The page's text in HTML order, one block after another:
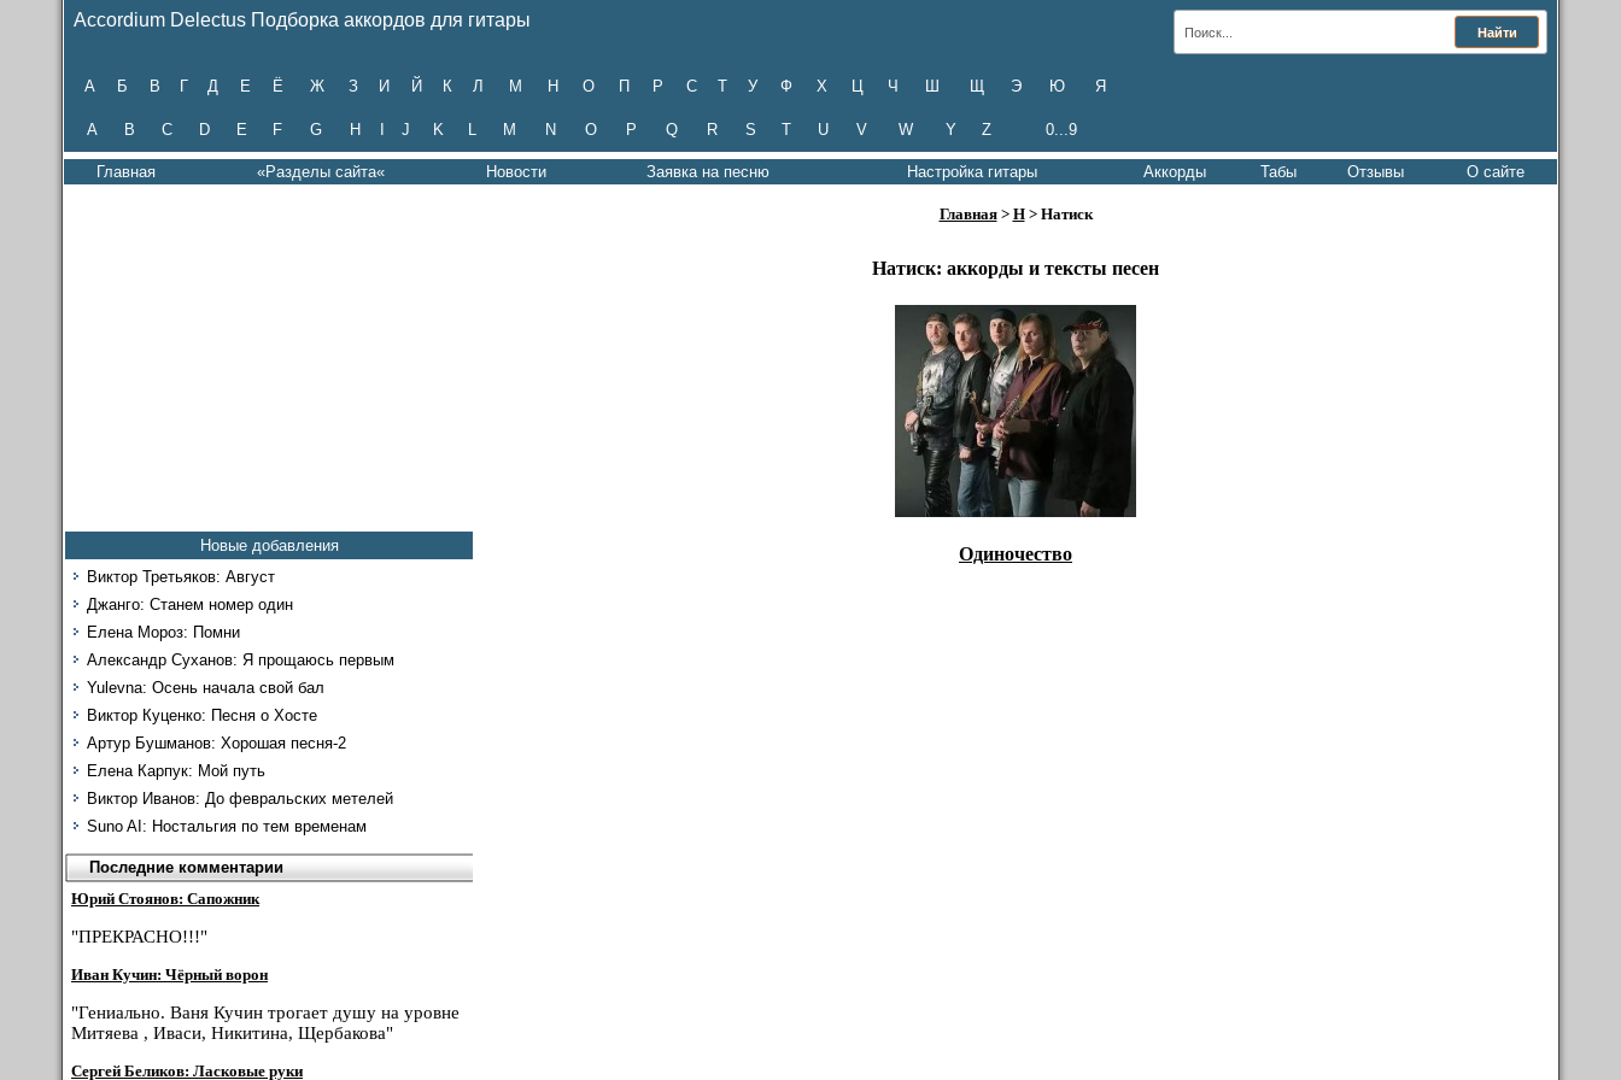
Accordium Delectus Подборка аккордов для гитары
А Б В Г Д Е Ё Ж З И Й К Л М Н О П Р С Т У Ф Х Ц Ч Ш Щ Э Ю Я
A B C D E F G H J K L M N O P Q R S T U V W Y Z 0...9
Главная «Разделы сайта« Новости Заявка на песню Настройка гитары Аккорды Табы Отзывы О сайте
Новые добавления
Виктор Третьяков: Август
Джанго: Станем номер один
Елена Мороз: Помни
Александр Суханов: Я прощаюсь первым
Yulevna: Осень начала свой бал
Виктор Куценко: Песня о Хосте
Артур Бушманов: Хорошая песня-2
Елена Карпук: Мой путь
Виктор Иванов: До февральских метелей
Suno AI: Ностальгия по тем временам
Последние комментарии
Юрий Стоянов: Сапожник
"ПРЕКРАСНО!!!"
Иван Кучин: Чёрный ворон
"Гениально. Ваня Кучин трогает душу на уровне
Митяева , Иваси, Никитина, Щербакова"
Сергей Беликов: Ласковые руки
Главная> Н> Натиск
Натиск: аккорды и тексты песен
Одиночество